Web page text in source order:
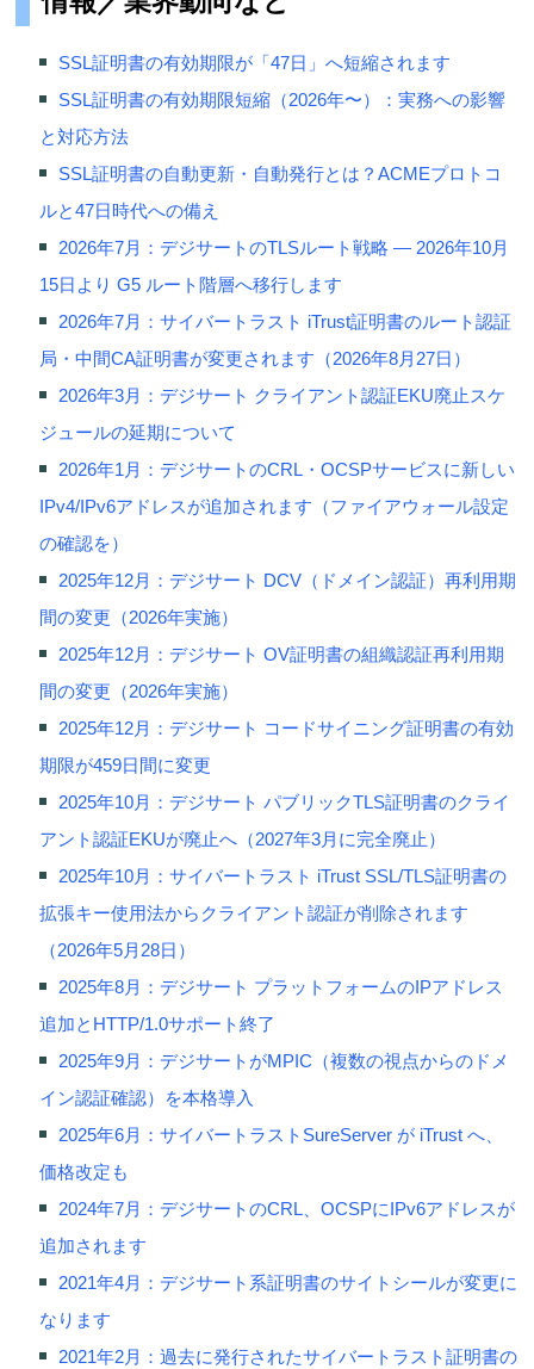
SSL証明書の有効期限が「47日」へ短縮されます
SSL証明書の有効期限短縮（2026年〜）：実務への影響
と対応方法
SSL証明書の自動更新・自動発行とは？ACMEプロトコ
ルと47日時代への備え
2026年7月：デジサートのTLSルート戦略 — 2026年10月
15日より G5 ルート階層へ移行します
2026年7月：サイバートラスト iTrust証明書のルート認証
局・中間CA証明書が変更されます（2026年8月27日）
2026年3月：デジサート クライアント認証EKU廃止スケ
ジュールの延期について
2026年1月：デジサートのCRL・OCSPサービスに新しい
IPv4/IPv6アドレスが追加されます（ファイアウォール設定
の確認を）
2025年12月：デジサート DCV（ドメイン認証）再利用期
間の変更（2026年実施）
2025年12月：デジサート OV証明書の組織認証再利用期
間の変更（2026年実施）
2025年12月：デジサート コードサイニング証明書の有効
期限が459日間に変更
2025年10月：デジサート パブリックTLS証明書のクライ
アント認証EKUが廃止へ（2027年3月に完全廃止）
2025年10月：サイバートラスト iTrust SSL/TLS証明書の
拡張キー使用法からクライアント認証が削除されます
（2026年5月28日）
2025年8月：デジサート プラットフォームのIPアドレス
追加とHTTP/1.0サポート終了
2025年9月：デジサートがMPIC（複数の視点からのドメ
イン認証確認）を本格導入
2025年6月：サイバートラストSureServer が iTrust へ、
価格改定も
2024年7月：デジサートのCRL、OCSPにIPv6アドレスが
追加されます
2021年4月：デジサート系証明書のサイトシールが変更に
なります
2021年2月：過去に発行されたサイバートラスト証明書の